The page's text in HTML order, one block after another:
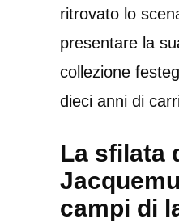
ritrovato lo
presentare la
collezione
dieci anni di
La sfilata
campi di